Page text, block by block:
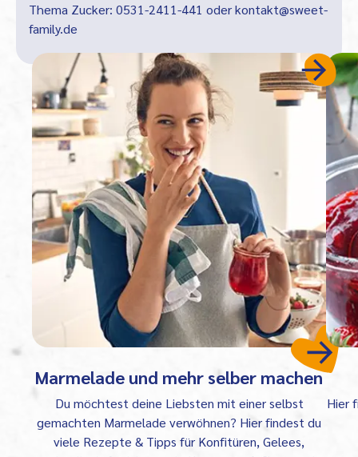
Thema Zucker: 0531-2411-441 oderkontakt@sweet-
family.de
Marmelade und mehr selber machen
Du möchtest deine Liebsten mit einer selbst
gemachten Marmelade verwöhnen? Hier findest du
viele Rezepte & Tipps für Konfitüren, Gelees,
Hier